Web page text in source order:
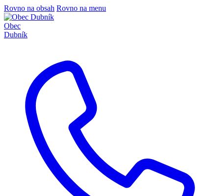
Rovno na obsah Rovno na menu
Obec
Dubník